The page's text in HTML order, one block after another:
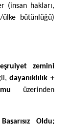
(insan hakları,
bütünlüğü)
zemini
dayanıklılık +
üzerinden
Oldu;